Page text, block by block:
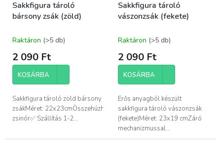
Sakkfigura tároló
bársony zsák (zöld)
Raktáron (>5 db)
2 090 Ft
KOSÁRBA
Sakkfigura tároló zöld bársony
zsákMéret: 22x23cmÖsszehúzható
zsinór✅ Szállítás 1-2...
Sakkfigura tároló
vászonzsák (fekete)
Raktáron (>5 db)
2 090 Ft
KOSÁRBA
Erős anyagból készült
sakkfigura tároló vászonzsák
(fekete)Méret: 23x19 cmZáró
mechanizmussal...